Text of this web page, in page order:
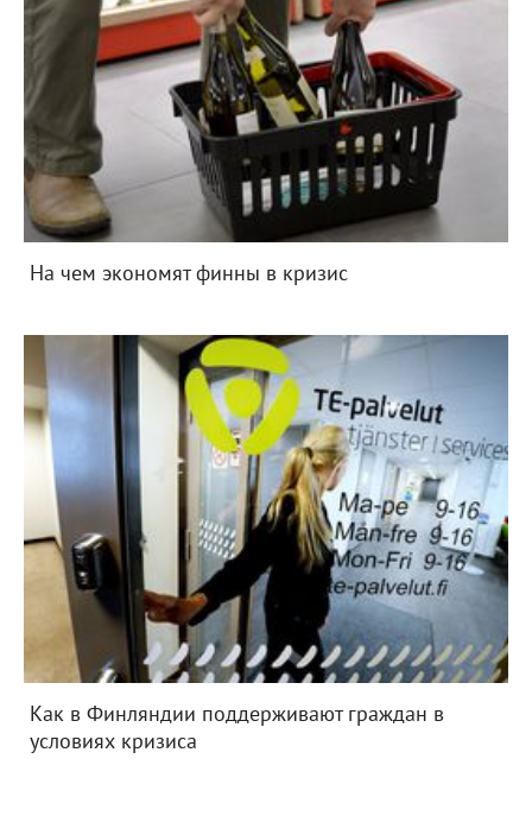
На чем экономят финны в кризис
Как в Финляндии поддерживают граждан в
условиях кризиса